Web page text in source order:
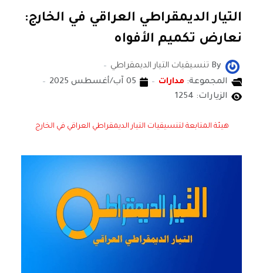
التيار الديمقراطي العراقي في الخارج:
نعارض تكميم الأفواه
By تنسيقيات التيار الديمقراطي
المجموعة: مدارات
05 آب/أغسطس 2025
الزيارات: 1254
هيئة المتابعة لتنسيقيات التيار الديمقراطي العراقي في الخارج